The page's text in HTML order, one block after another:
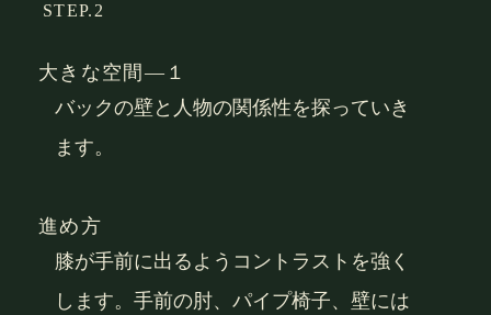
STEP.2
大きな空間―１
バックの壁と人物の関係性を探っていき
ます。
進め方
膝が手前に出るようコントラストを強く
します。手前の肘、パイプ椅子、壁には